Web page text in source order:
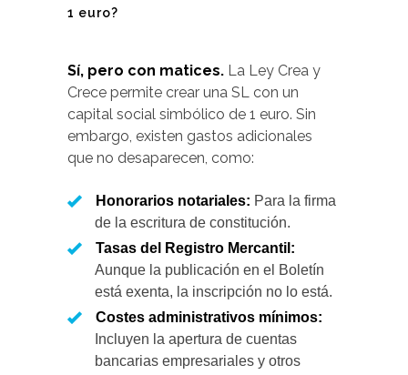
1 euro?
Sí, pero con matices. La Ley Crea y
Crece permite crear una SL con un
capital social simbólico de 1 euro. Sin
embargo, existen gastos adicionales
que no desaparecen, como:
Honorarios notariales: Para la firma
de la escritura de constitución.
Tasas del Registro Mercantil:
Aunque la publicación en el Boletín
está exenta, la inscripción no lo está.
Costes administrativos mínimos:
Incluyen la apertura de cuentas
bancarias empresariales y otros